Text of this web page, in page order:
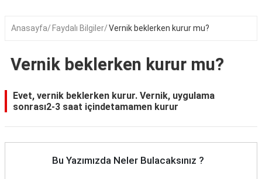
Seyahat
Oyun
Yaşam
Anasayfa Faydalı Bilgiler Vernik beklerken kurur mu?
Vernik beklerken kurur mu?
Evet, vernik beklerken kurur. Vernik, uygulama
sonrası2-3 saat içindetamamen kurur
Bu Yazımızda Neler Bulacaksınız ?